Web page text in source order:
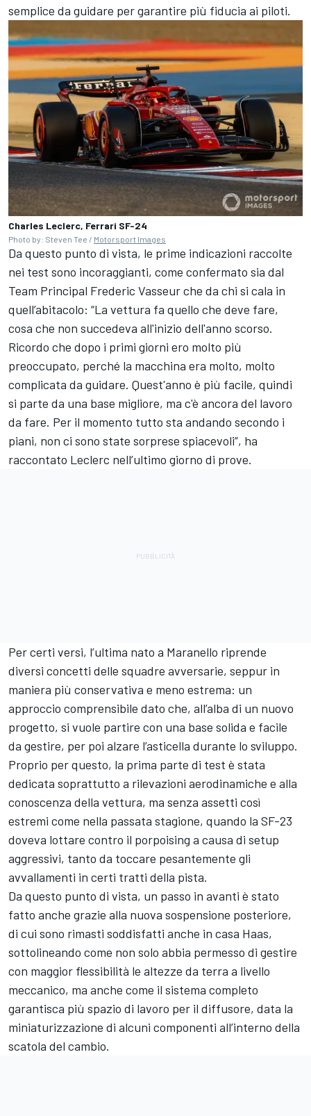
semplice da guidare per garantire più fiducia ai piloti.
Charles Leclerc, Ferrari SF-24
Photo by: Steven Tee / Motorsport Images
Da questo punto di vista, le prime indicazioni raccolte
nei test sono incoraggianti, come confermato sia dal
Team Principal Frederic Vasseur che da chi si cala in
quell’abitacolo: “La vettura fa quello che deve fare,
cosa che non succedeva all'inizio dell'anno scorso.
Ricordo che dopo i primi giorni ero molto più
preoccupato, perché la macchina era molto, molto
complicata da guidare. Quest'anno è più facile, quindi
si parte da una base migliore, ma c'è ancora del lavoro
da fare. Per il momento tutto sta andando secondo i
piani, non ci sono state sorprese spiacevoli”, ha
raccontato Leclerc nell’ultimo giorno di prove.
Per certi versi, l’ultima nato a Maranello riprende
diversi concetti delle squadre avversarie, seppur in
maniera più conservativa e meno estrema: un
approccio comprensibile dato che, all’alba di un nuovo
progetto, si vuole partire con una base solida e facile
da gestire, per poi alzare l’asticella durante lo sviluppo.
Proprio per questo, la prima parte di test è stata
dedicata soprattutto a rilevazioni aerodinamiche e alla
conoscenza della vettura, ma senza assetti così
estremi come nella passata stagione, quando la SF-23
doveva lottare contro il porpoising a causa di setup
aggressivi, tanto da toccare pesantemente gli
avvallamenti in certi tratti della pista.
Da questo punto di vista, un passo in avanti è stato
fatto anche grazie alla nuova sospensione posteriore,
di cui sono rimasti soddisfatti anche in casa Haas,
sottolineando come non solo abbia permesso di gestire
con maggior flessibilità le altezze da terra a livello
meccanico, ma anche come il sistema completo
garantisca più spazio di lavoro per il diffusore, data la
miniaturizzazione di alcuni componenti all’interno della
scatola del cambio.